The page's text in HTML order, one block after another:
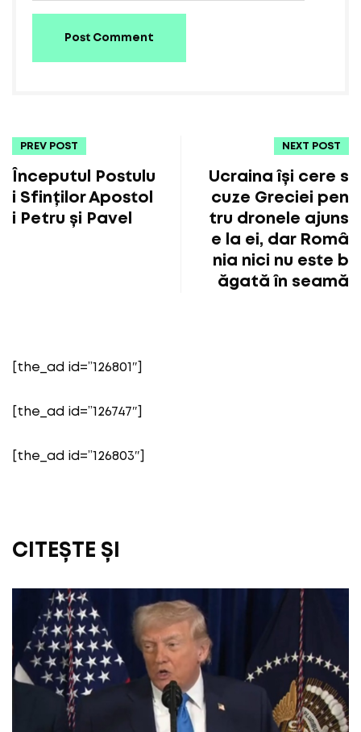
Post Comment
PREV POST
Începutul Postulu
i Sfinților Apostol
i Petru și Pavel
NEXT POST
Ucraina își cere s
cuze Greciei pen
tru dronele ajuns
e la ei, dar Româ
nia nici nu este b
ăgată în seamă
[the_ad id=”126801″]
[the_ad id=”126747″]
[the_ad id=”126803″]
CITEȘTE ȘI